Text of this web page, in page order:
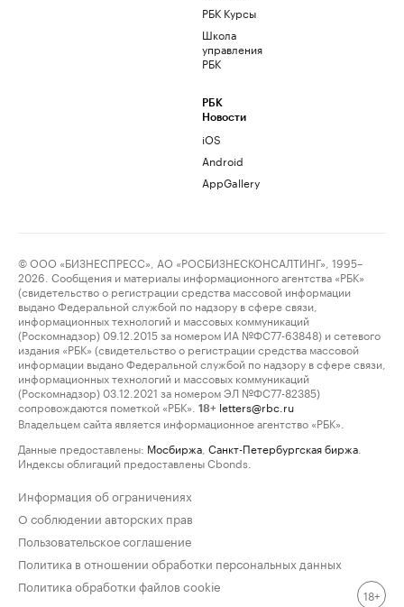
РБК Курсы
Школа
управления
РБК
РБК
Новости
iOS
Android
AppGallery
© ООО «БИЗНЕСПРЕСС», АО «РОСБИЗНЕСКОНСАЛТИНГ», 1995–
2026. Сообщения и материалы информационного агентства «РБК»
(свидетельство о регистрации средства массовой информации
выдано Федеральной службой по надзору в сфере связи,
информационных технологий и массовых коммуникаций
(Роскомнадзор) 09.12.2015 за номером ИА №ФС77-63848) и сетевого
издания «РБК» (свидетельство о регистрации средства массовой
информации выдано Федеральной службой по надзору в сфере связи,
информационных технологий и массовых коммуникаций
(Роскомнадзор) 03.12.2021 за номером ЭЛ №ФС77-82385)
сопровождаются пометкой «РБК».
18+ letters@rbc.ru
Владельцем сайта является информационное агентство «РБК».
Данные предоставлены: Мосбиржа Санкт-Петербургская биржа
Индексы облигаций предоставлены Cbonds.
Информация об ограничениях
О соблюдении авторских прав
Пользовательское соглашение
Политика в отношении обработки персональных данных
Политика обработки файлов cookie
18+